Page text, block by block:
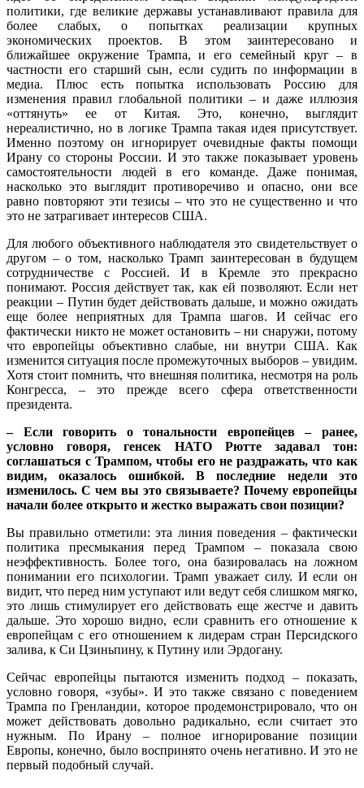
политики, где великие державы устанавливают правила для
более слабых, о попытках реализации крупных
экономических проектов. В этом заинтересовано и
ближайшее окружение Трампа, и его семейный круг – в
частности его старший сын, если судить по информации в
медиа. Плюс есть попытка использовать Россию для
изменения правил глобальной политики – и даже иллюзия
«оттянуть» ее от Китая. Это, конечно, выглядит
нереалистично, но в логике Трампа такая идея присутствует.
Именно поэтому он игнорирует очевидные факты помощи
Ирану со стороны России. И это также показывает уровень
самостоятельности людей в его команде. Даже понимая,
насколько это выглядит противоречиво и опасно, они все
равно повторяют эти тезисы – что это не существенно и что
это не затрагивает интересов США.
Для любого объективного наблюдателя это свидетельствует о
другом – о том, насколько Трамп заинтересован в будущем
сотрудничестве с Россией. И в Кремле это прекрасно
понимают. Россия действует так, как ей позволяют. Если нет
реакции – Путин будет действовать дальше, и можно ожидать
еще более неприятных для Трампа шагов. И сейчас его
фактически никто не может остановить – ни снаружи, потому
что европейцы объективно слабые, ни внутри США. Как
изменится ситуация после промежуточных выборов – увидим.
Хотя стоит помнить, что внешняя политика, несмотря на роль
Конгресса, – это прежде всего сфера ответственности
президента.
– Если говорить о тональности европейцев – ранее,
условно говоря, генсек НАТО Рютте задавал тон:
соглашаться с Трампом, чтобы его не раздражать, что как
видим, оказалось ошибкой. В последние недели это
изменилось. С чем вы это связываете? Почему европейцы
начали более открыто и жестко выражать свои позиции?
Вы правильно отметили: эта линия поведения – фактически
политика пресмыкания перед Трампом – показала свою
неэффективность. Более того, она базировалась на ложном
понимании его психологии. Трамп уважает силу. И если он
видит, что перед ним уступают или ведут себя слишком мягко,
это лишь стимулирует его действовать еще жестче и давить
дальше. Это хорошо видно, если сравнить его отношение к
европейцам с его отношением к лидерам стран Персидского
залива, к Си Цзиньпину, к Путину или Эрдогану.
Сейчас европейцы пытаются изменить подход – показать,
условно говоря, «зубы». И это также связано с поведением
Трампа по Гренландии, которое продемонстрировало, что он
может действовать довольно радикально, если считает это
нужным. По Ирану – полное игнорирование позиции
Европы, конечно, было воспринято очень негативно. И это не
первый подобный случай.